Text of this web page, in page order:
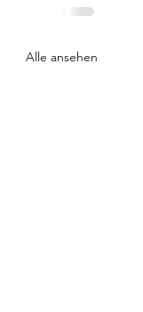
Alle ansehen